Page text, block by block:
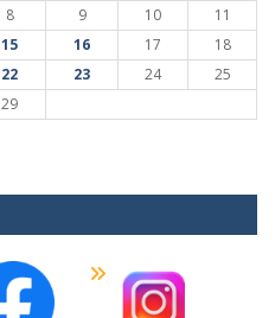
8 9 10
11
15 16 17
18
22 23 24
25
29